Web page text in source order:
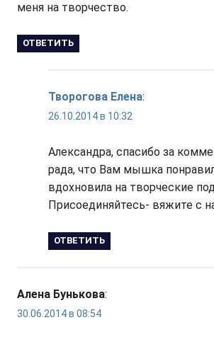
меня на творчество.
ОТВЕТИТЬ
Творогова Елена:
26.10.2014 в 10:32
Александра, спасибо за
рада, что Вам мышка
вдохновила на творческие
Присоединяйтесь- вяжите с
ОТВЕТИТЬ
Алена Бунькова:
30.06.2014 в 08:54